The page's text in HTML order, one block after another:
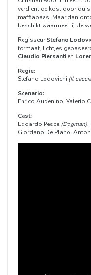
verdient de kost door
maffiabaas. Maar dan
beschikt waarmee hij de
RegisseurStefano
formaat, lichtjes
Claudio Piersanti en
Regie:
Stefano Lodovichi (Il
Scenario:
Enrico Audenino, Valerio
Cast:
Edoardo Pesce (Dogman),
Giordano De Plano,